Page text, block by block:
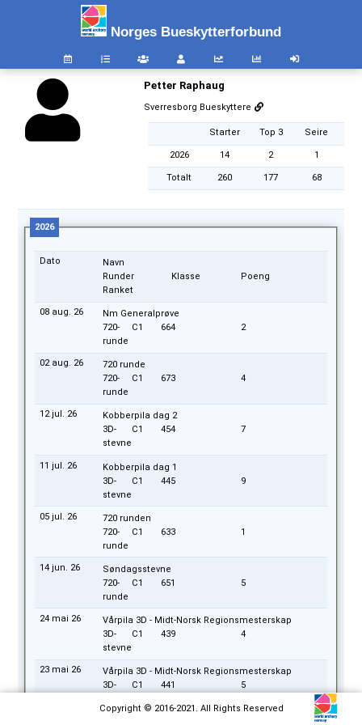
Norges Bueskytterforbund
Petter Raphaug
Sverresborg Bueskyttere
Starter Top 3 Seire
2026 14 2 1
Totalt 260 177 68
2026
Dato
Navn
Runder
Klasse
Poeng
Ranket
08 aug. 26
Nm Generalprøve
720-
runde
C1 664 2
02 aug. 26
720 runde
720-
runde
C1 673 4
12 jul. 26
Kobberpila dag 2
3D-
stevne
C1 454 7
11 jul. 26
Kobberpila dag 1
3D-
stevne
C1 445 9
05 jul. 26
720 runden
720-
runde
C1 633 1
14 jun. 26
Søndagsstevne
720-
runde
C1 651 5
24 mai 26
Vårpila 3D - Midt-Norsk Regionsmesterskap
3D-
stevne
C1 439 4
23 mai 26
Vårpila 3D - Midt-Norsk Regionsmesterskap
3D-
C1 441 5
Copyright © 2016-2021. All Rights Reserved